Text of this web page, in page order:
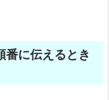
番に伝えるとき